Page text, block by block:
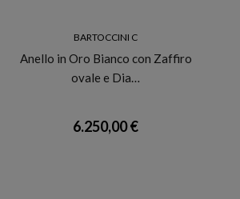
BARTOCCINI C
Anello in Oro Bianco con Zaffiro
ovale e Dia…
6.250,00 €